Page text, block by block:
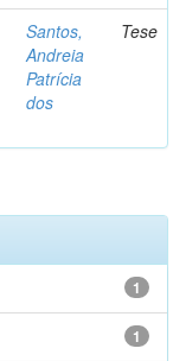
Santos,
Andreia
Patrícia
dos
Tese
1
1